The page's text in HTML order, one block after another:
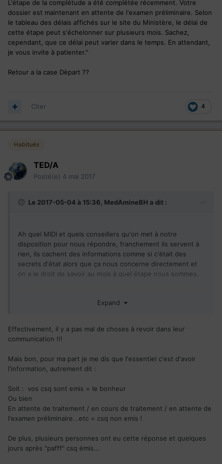
L'étape de la complétude a été complétée récemment. Votre
dossier est maintenant en attente de l'examen préliminaire. Selon
le tableau des délais affichés sur le site du Ministère, le délai de
cette étape peut s'échelonner sur plusieurs mois. Sachez,
cependant, que ce délai peut varier dans le temps. En attendant,
je vous invite à patienter."
Retour a la case Dèpart ??
4
Citer
Habitués
TED/A
Posté(e) 4 mai 2017
Le 2017-05-04 à 15:36, MedAmineBH a dit :
Ah quel MIDI et quels conseillers qu'on met à notre
disposition pour nous répondre, franchement ils servent à
rien, ils cachent des informations comme si c'était des
secrets d'état alors que ça nous concerne directement et
on a le droit de savoir au mois à quel étape nous sommes.
belles choses les jours qui viennent.
Expand
Effectivement, il y a pas mal de choses à revoir dans leur
communication !!!
Mais bon, pour ma part je me dis que l'essentiel c'est d'avoir
l'information, autrement dit :
Soit : vos csq sont emis = le bonheur
Ou bien
En attente de traitement / en cours de traitement / en attente de
l'examen préliminaire...etc = csq non emis !
De plus, plusieurs personnes ont eu cette réponse et quelques
jours après "pafff" csq émis...